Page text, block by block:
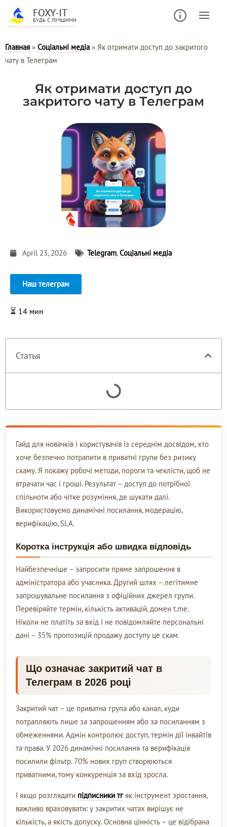
FOXY-IT
БУДЬ С ЛУЧШИМИ
Главная » Соціальні медіа » Як отримати доступ до закритого
чату в Телеграм
Як отримати доступ до
закритого чату в Телеграм
April 23, 2026 Telegram,Соціальні медіа
Наш телеграм
⏳ 14 мин
Статья
Гайд для новачків і користувачів із середнім досвідом, хто
хоче безпечно потрапити в приватні групи без ризику
скаму. Я покажу робочі методи, пороги та чеклісти, щоб не
втрачати час і гроші. Результат – доступ до потрібної
спільноти або чітке розуміння, де шукати далі.
Використовуємо динамічні посилання, модерацію,
верифікацію, SLA.
Коротка інструкція або швидка відповідь
Найбезпечніше – запросити пряме запрошення в
адміністратора або учасника. Другий шлях – легітимне
запрошувальне посилання з офіційних джерел групи.
Перевіряйте термін, кількість активацій, домен t.me.
Ніколи не платіть за вхід і не повідомляйте персональні
дані – 35% пропозицій продажу доступу це скам.
Що означає закритий чат в
Телеграм в 2026 році
Закритий чат – це приватна група або канал, куди
потрапляють лише за запрошенням або за посиланням з
обмеженнями. Адмін контролює доступ, термін дії інвайтів
та права. У 2026 динамічні посилання та верифікація
посилили фільтр. 70% нових груп створюються
приватними, тому конкуренція за вхід зросла.
І якщо розглядати підписники тгяк інструмент зростання,
важливо враховувати: у закритих чатах вирішує не
кількість, а якість допуску. Основна цінність – це відібрана